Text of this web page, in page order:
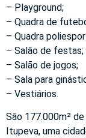
– Playground;
– Quadra de
– Quadra
– Salão de festas;
– Salão de jogos;
– Sala para
– Vestiários.
São 177.000m²
Itupeva, uma